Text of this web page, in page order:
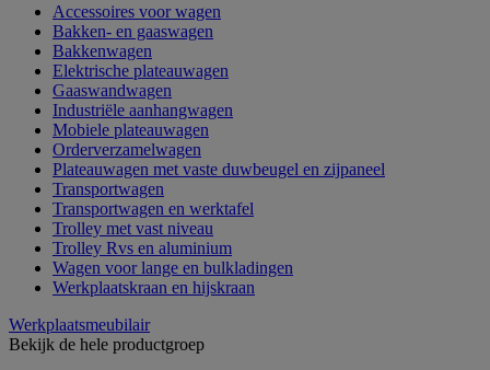
Accessoires voor wagen
Bakken- en gaaswagen
Bakkenwagen
Elektrische plateauwagen
Gaaswandwagen
Industriële aanhangwagen
Mobiele plateauwagen
Orderverzamelwagen
Plateauwagen met vaste duwbeugel en zijpaneel
Transportwagen
Transportwagen en werktafel
Trolley met vast niveau
Trolley Rvs en aluminium
Wagen voor lange en bulkladingen
Werkplaatskraan en hijskraan
Werkplaatsmeubilair
Bekijk de hele productgroep